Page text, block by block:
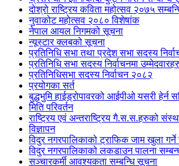
दोश्रो राष्ट्रिय कविता महोत्सव २०७५
नुवाकोट महोत्सव २०८० विशेषांक
नेपाल आयल निगमको सूचना
न्यूस्टार क्लबको सूचना
प्रतिनिधि सभा तथा प्रदेश सभा सदस्य
प्रतिनिधि सभा सदस्य निर्वाचनमा
प्रतिनिधिसभा सदस्य निर्वाचन २०८२
प्रयोगका सर्त
बुद्धभुमि हाईड्रोपावरको आईपीओ यसरी हेर्न
मिति परिवर्तन
राष्ट्रिय एवं अन्तराष्ट्रिय गै.स.स.हरुको
विज्ञापन
विदुर नगरपालिकाको ट्राफिक जाम खुला
विदुर नगरपालिकाको लकडाउन पालना
सञ्चारकर्मी आवश्यकता सम्बन्धि सूचना